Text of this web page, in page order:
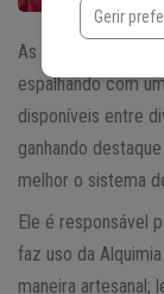
As terapias
espalhando com
disponíveis entre
ganhando
melhor o sistema
Ele é responsável
faz uso da
maneira artesanal;
Gerir